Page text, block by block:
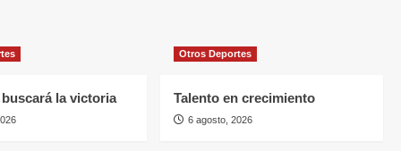
la victoria
Otros Deportes
Talento en crecimiento
6 agosto, 2026